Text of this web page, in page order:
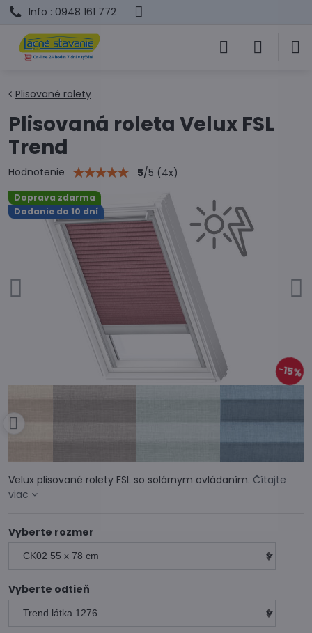
Info : 0948 161 772
Doprava zdarma
Dodanie do 10 dní
15%
Plisované rolety
Plisovaná roleta Velux FSL
Trend
Hodnotenie 5/5 (4x)
Velux plisované rolety FSL so solárnym ovládaním. Čítajte
viac
Vyberte rozmer
Vyberte odtieň